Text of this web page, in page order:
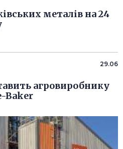
металів на 24
29.06
агровиробнику
Baker